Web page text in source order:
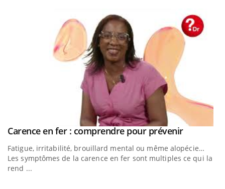
Youtube
Carence en fer : comprendre pour prévenirYoutube
Fatigue, irritabilité, brouillard mental ou même alopécie…
Les symptômes de la carence en fer sont multiples ce qui la
rend ...